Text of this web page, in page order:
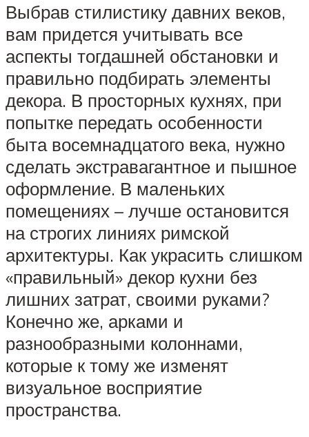
Выбрав стилистику давних веков,
вам придется учитывать все
аспекты тогдашней обстановки и
правильно подбирать элементы
декора. В просторных кухнях, при
попытке передать особенности
быта восемнадцатого века, нужно
сделать экстравагантное и пышное
оформление. В маленьких
помещениях – лучше остановится
на строгих линиях римской
архитектуры. Как украсить слишком
«правильный» декор кухни без
лишних затрат, своими руками?
Конечно же, арками и
разнообразными колоннами,
которые к тому же изменят
визуальное восприятие
пространства.